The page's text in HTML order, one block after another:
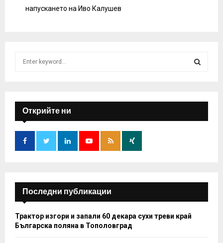
напускането на Иво Калушев
f
o
:
E
A
H
Открийте ни
Последни публикации
Трактор изгори и запали 60 декара сухи треви край
Българска поляна в Тополовград